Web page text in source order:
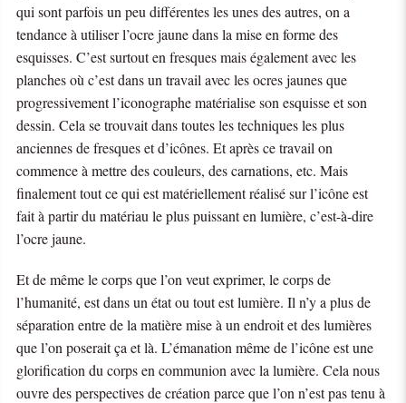
qui sont parfois un peu différentes les unes des autres, on a
tendance à utiliser l’ocre jaune dans la mise en forme des
esquisses. C’est surtout en fresques mais également avec les
planches où c’est dans un travail avec les ocres jaunes que
progressivement l’iconographe matérialise son esquisse et son
dessin. Cela se trouvait dans toutes les techniques les plus
anciennes de fresques et d’icônes. Et après ce travail on
commence à mettre des couleurs, des carnations, etc. Mais
finalement tout ce qui est matériellement réalisé sur l’icône est
fait à partir du matériau le plus puissant en lumière, c’est-à-dire
l’ocre jaune.
Et de même le corps que l’on veut exprimer, le corps de
l’humanité, est dans un état ou tout est lumière. Il n’y a plus de
séparation entre de la matière mise à un endroit et des lumières
que l’on poserait ça et là. L’émanation même de l’icône est une
glorification du corps en communion avec la lumière. Cela nous
ouvre des perspectives de création parce que l’on n’est pas tenu à